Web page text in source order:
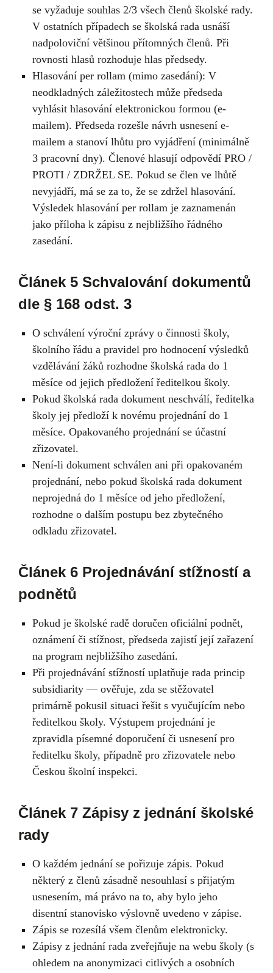
se vyžaduje souhlas 2/3 všech členů školské rady.
V ostatních případech se školská rada usnáší
nadpoloviční většinou přítomných členů. Při
rovnosti hlasů rozhoduje hlas předsedy.
Hlasování per rollam (mimo zasedání): V
neodkladných záležitostech může předseda
vyhlásit hlasování elektronickou formou (e-
mailem). Předseda rozešle návrh usnesení e-
mailem a stanoví lhůtu pro vyjádření (minimálně
3 pracovní dny). Členové hlasují odpovědí PRO /
PROTI / ZDRŽEL SE. Pokud se člen ve lhůtě
nevyjádří, má se za to, že se zdržel hlasování.
Výsledek hlasování per rollam je zaznamenán
jako příloha k zápisu z nejbližšího řádného
zasedání.
Článek 5 Schvalování dokumentů
dle § 168 odst. 3
O schválení výroční zprávy o činnosti školy,
školního řádu a pravidel pro hodnocení výsledků
vzdělávání žáků rozhodne školská rada do 1
měsíce od jejich předložení ředitelkou školy.
Pokud školská rada dokument neschválí, ředitelka
školy jej předloží k novému projednání do 1
měsíce. Opakovaného projednání se účastní
zřizovatel.
Není-li dokument schválen ani při opakovaném
projednání, nebo pokud školská rada dokument
neprojedná do 1 měsíce od jeho předložení,
rozhodne o dalším postupu bez zbytečného
odkladu zřizovatel.
Článek 6 Projednávání stížností a
podnětů
Pokud je školské radě doručen oficiální podnět,
oznámení či stížnost, předseda zajistí její zařazení
na program nejbližšího zasedání.
Při projednávání stížností uplatňuje rada princip
subsidiarity — ověřuje, zda se stěžovatel
primárně pokusil situaci řešit s vyučujícím nebo
ředitelkou školy. Výstupem projednání je
zpravidla písemné doporučení či usnesení pro
ředitelku školy, případně pro zřizovatele nebo
Českou školní inspekci.
Článek 7 Zápisy z jednání školské
rady
O každém jednání se pořizuje zápis. Pokud
některý z členů zásadně nesouhlasí s přijatým
usnesením, má právo na to, aby bylo jeho
disentní stanovisko výslovně uvedeno v zápise.
Zápis se rozesílá všem členům elektronicky.
Zápisy z jednání rada zveřejňuje na webu školy (s
ohledem na anonymizaci citlivých a osobních